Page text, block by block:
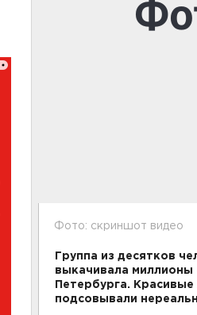
Фото: скриншот видео
Группа из десятков
выкачивала миллионы
Петербурга.
подсовывали